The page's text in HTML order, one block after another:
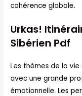
cohérence globale.
Urkas!
Sibérien Pdf
Les thèmes de la
avec une grande
émotionnelle. Les